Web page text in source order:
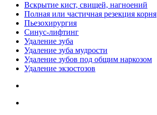
Вскрытие кист, свищей, нагноений
Полная или частичная резекция корня
Пьезохирургия
Синус-лифтинг
Удаление зуба
Удаление зуба мудрости
Удаление зубов под общим наркозом
Удаление экзостозов